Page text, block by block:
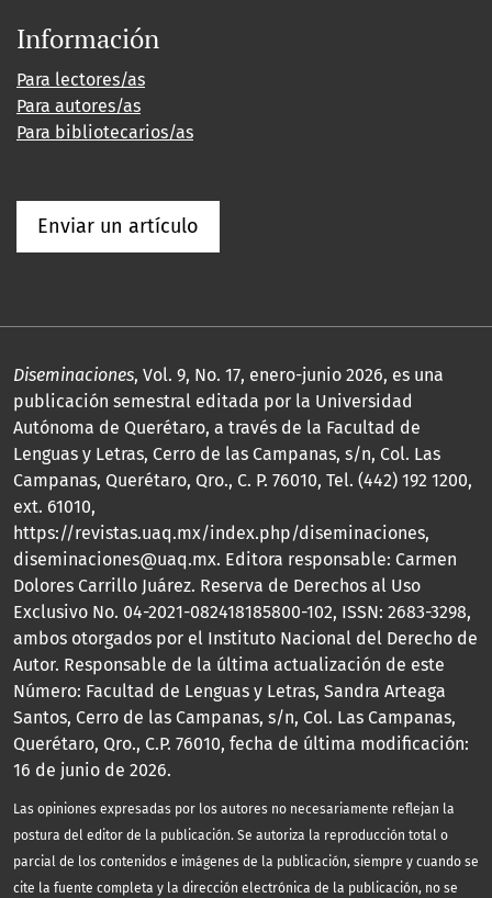
Información
Para lectores/as
Para autores/as
Para bibliotecarios/as
Enviar un artículo
Diseminaciones, Vol. 9, No. 17, enero-junio 2026, es una
publicación semestral editada por la Universidad
Autónoma de Querétaro, a través de la Facultad de
Lenguas y Letras, Cerro de las Campanas, s/n, Col. Las
Campanas, Querétaro, Qro., C. P. 76010, Tel. (442) 192 1200,
ext. 61010,
https://revistas.uaq.mx/index.php/diseminaciones,
diseminaciones@uaq.mx. Editora responsable: Carmen
Dolores Carrillo Juárez. Reserva de Derechos al Uso
Exclusivo No. 04-2021-082418185800-102, ISSN: 2683-3298,
ambos otorgados por el Instituto Nacional del Derecho de
Autor. Responsable de la última actualización de este
Número: Facultad de Lenguas y Letras, Sandra Arteaga
Santos, Cerro de las Campanas, s/n, Col. Las Campanas,
Querétaro, Qro., C.P. 76010, fecha de última modificación:
16 de junio de 2026.
Las opiniones expresadas por los autores no necesariamente reflejan la
postura del editor de la publicación. Se autoriza la reproducción total o
parcial de los contenidos e imágenes de la publicación, siempre y cuando se
cite la fuente completa y la dirección electrónica de la publicación, no se